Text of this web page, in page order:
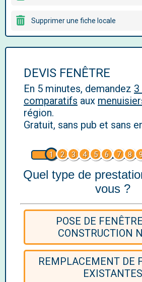
Supprimer une fiche locale
DEVIS FENÊTRE
En 5 minutes, demandez 3
comparatifs aux
région.
Gratuit, sans pub et sans
1 2 3 4 5 6 7 8
Quel type de
vous ?
POSE DE
CONSTRUCTION
REMPLACEMENT DE
EXISTANTES